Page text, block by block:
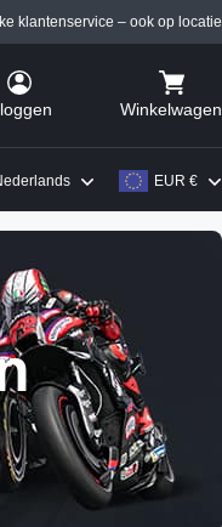
klantenservice – ook op locatie
Winkelwagen
EUR €